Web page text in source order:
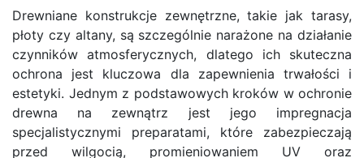
Drewniane konstrukcje zewnętrzne, takie jak tarasy,
płoty czy altany, są szczególnie narażone na działanie
czynników atmosferycznych, dlatego ich skuteczna
ochrona jest kluczowa dla zapewnienia trwałości i
estetyki. Jednym z podstawowych kroków w ochronie
drewna na zewnątrz jest jego impregnacja
specjalistycznymi preparatami, które zabezpieczają
przed wilgocią, promieniowaniem UV oraz